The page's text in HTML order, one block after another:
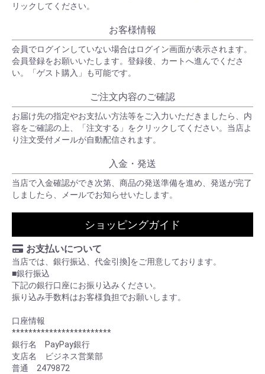
リックしてください。
お客様情報
会員でログインしていない場合はログイン画面が表示されます。
会員登録をお願いいたします。登録後、カートへ進んでくださ
い。「ゲスト購入」も可能です。
ご注文内容のご確認
お届け先の指定やお支払い方法等をご入力いただきましたら、内
容をご確認の上、「注文する」をクリックしてください。当店よ
り注文受付メールが自動配信されます。
入金・発送
当店で入金確認ができ次第、商品の発送準備を進め、発送が完了
しましたら、メールでお知らせいたします。
ショッピングガイド
お支払いについて
当店では、銀行振込、代金引換]をご用意しております。
■銀行振込
下記の銀行口座にお振り込みください。
振り込み手数料はお客様負担でお願いします。
口座情報
************************
銀行名 PayPay銀行
支店名 ビジネス営業部
普通 2479872